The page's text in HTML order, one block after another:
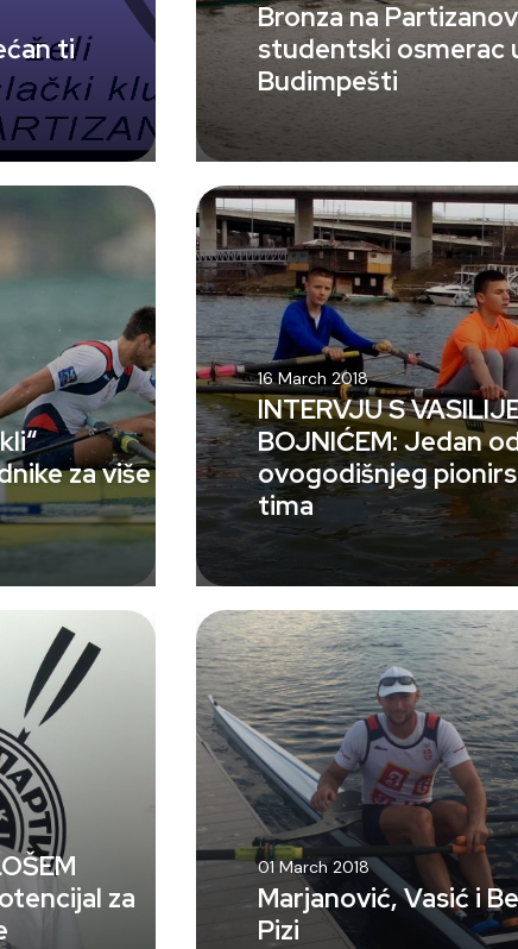
ti
Bronza na Partizanov
studentski osmerac
Budimpešti
za više
16 March 2018
INTERVJU S
BOJNIĆEM: Jedan
ovogodišnjeg
tima
za
01 March 2018
Marjanović, Vasić i
Pizi